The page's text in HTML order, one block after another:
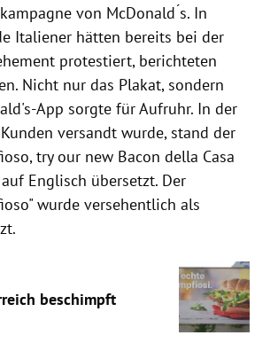
von McDonald ́s. In
Italiener hätten bereits bei der
protestiert, berichteten
Nicht nur das Plakat, sondern
App sorgte für Aufruhr. In der
versandt wurde, stand der
try our new Bacon della Casa
Englisch übersetzt. Der
wurde versehentlich als
beschimpft